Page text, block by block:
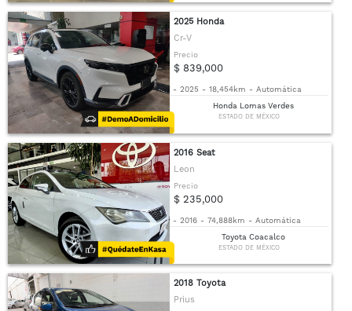
2025 Honda
Cr-V
Precio
$ 839,000
- 2025 - 18,454km - Automática
Honda Lomas Verdes
ESTADO DE MÉXICO
2016 Seat
Leon
Precio
$ 235,000
- 2016 - 74,888km - Automática
Toyota Coacalco
ESTADO DE MÉXICO
2018 Toyota
Prius